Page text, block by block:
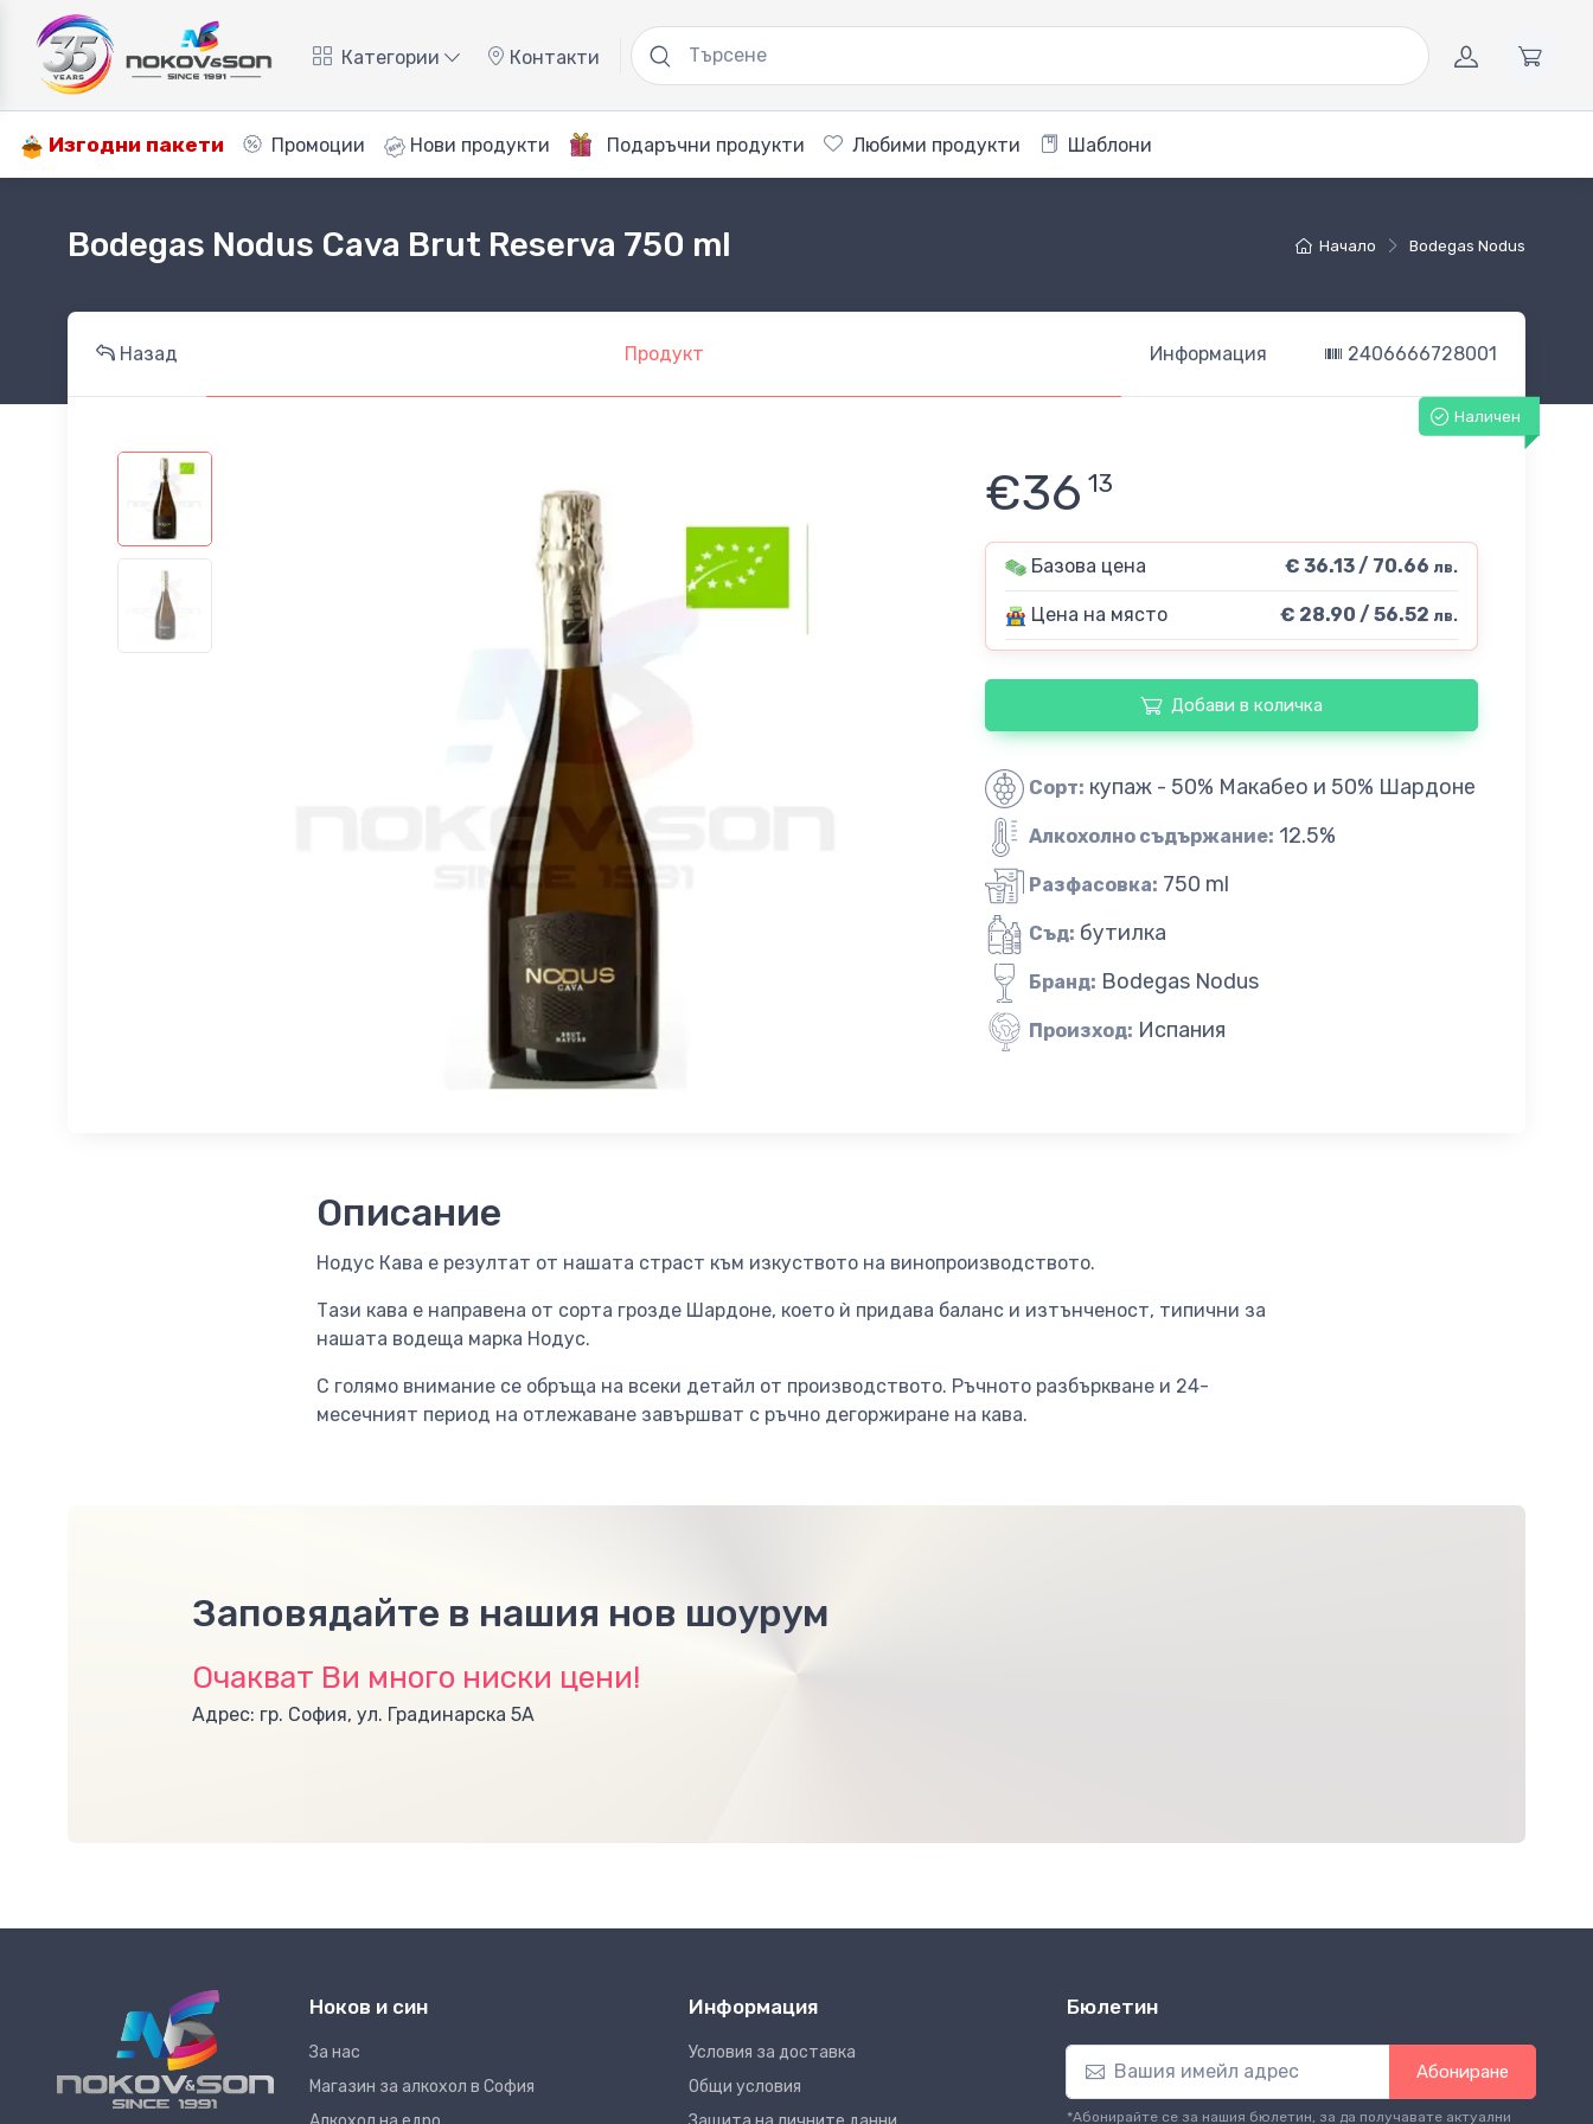
Категории Контакти
Изгодни пакети Промоции Нови продукти Подаръчни продукти Любими продукти Шаблони
Начало Bodegas Nodus
Bodegas Nodus Cava Brut Reserva 750 ml
Назад Продукт Информация 2406666728001
Наличен
€36 13
Базова цена € 36.13 / 70.66 лв.
Цена на място € 28.90 / 56.52 лв.
Добави в количка
Сорт: купаж - 50% Макабео и 50% Шардоне
Алкохолно съдържание: 12.5%
Разфасовка: 750 ml
Съд: бутилка
Бранд: Bodegas Nodus
Произход: Испания
Описание
Нодус Кава е резултат от нашата страст към изкуството на винопроизводството.
Тази кава е направена от сорта грозде Шардоне, което ѝ придава баланс и изтънченост, типични за
нашата водеща марка Нодус.
С голямо внимание се обръща на всеки детайл от производството. Ръчното разбъркване и 24-
месечният период на отлежаване завършват с ръчно дегоржиране на кава.
Заповядайте в нашия нов шоурум
Очакват Ви много ниски цени!
Адрес: гр. София, ул. Градинарска 5А
Ноков и син
За нас
Магазин за алкохол в София
Информация
Условия за доставка
Общи условия
Бюлетин
Абониране
*Абонирайте се за нашия бюлетин, за да получавате актуални